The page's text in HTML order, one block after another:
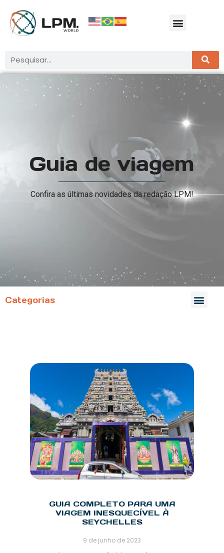
Guia de viagem
Confira as últimas novidades da redação LPM!
Categorias
GUIA COMPLETO PARA UMA
VIAGEM INESQUECÍVEL À
SEYCHELLES
9 de junho de 2023